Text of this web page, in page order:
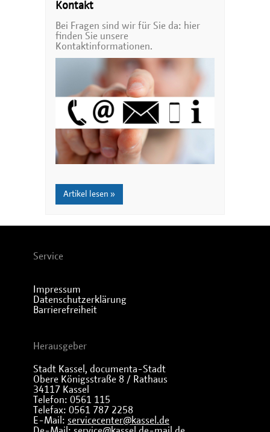
Kontakt
Bei Fragen sind wir für Sie da: hier
finden Sie unsere
Kontaktinformationen.
Artikel lesen »
Service
Impressum
Datenschutzerklärung
Barrierefreiheit
Herausgeber
Stadt Kassel, documenta-Stadt
Obere Königsstraße 8 / Rathaus
34117 Kassel
Telefon: 0561 115
Telefax: 0561 787 2258
E-Mail: servicecenter@kassel.de